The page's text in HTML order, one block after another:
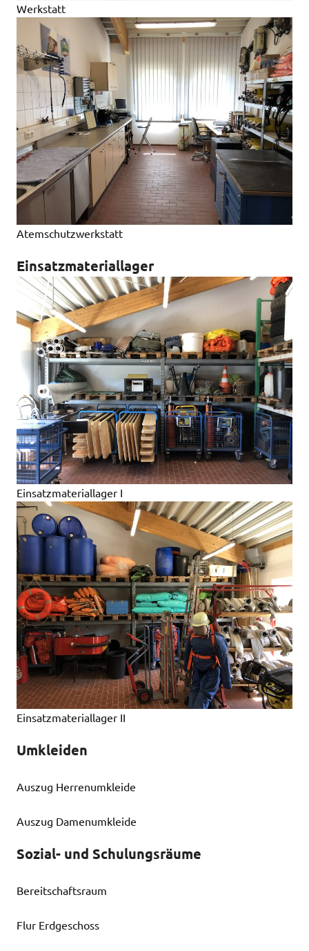
Werkstatt
Atemschutzwerkstatt
Einsatzmateriallager
Einsatzmateriallager I
Einsatzmateriallager II
Umkleiden
Auszug Herrenumkleide
Auszug Damenumkleide
Sozial- und Schulungsräume
Bereitschaftsraum
Flur Erdgeschoss